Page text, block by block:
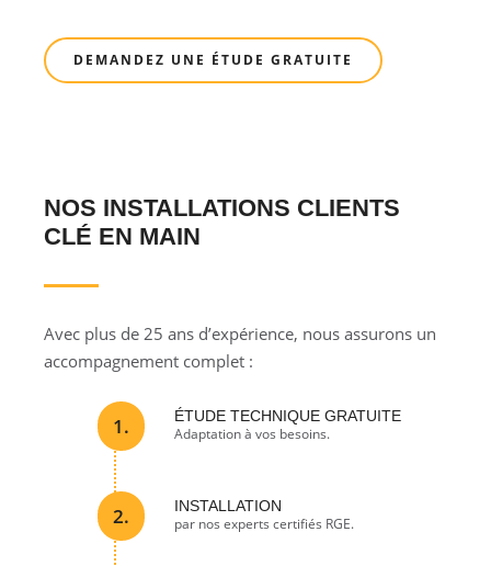
DEMANDEZ UNE ÉTUDE GRATUITE
NOS INSTALLATIONS CLIENTS
CLÉ EN MAIN
Avec plus de 25 ans d’expérience, nous assurons un
accompagnement complet :
1. ÉTUDE TECHNIQUE GRATUITE
Adaptation à vos besoins.
2. INSTALLATION
par nos experts certifiés RGE.